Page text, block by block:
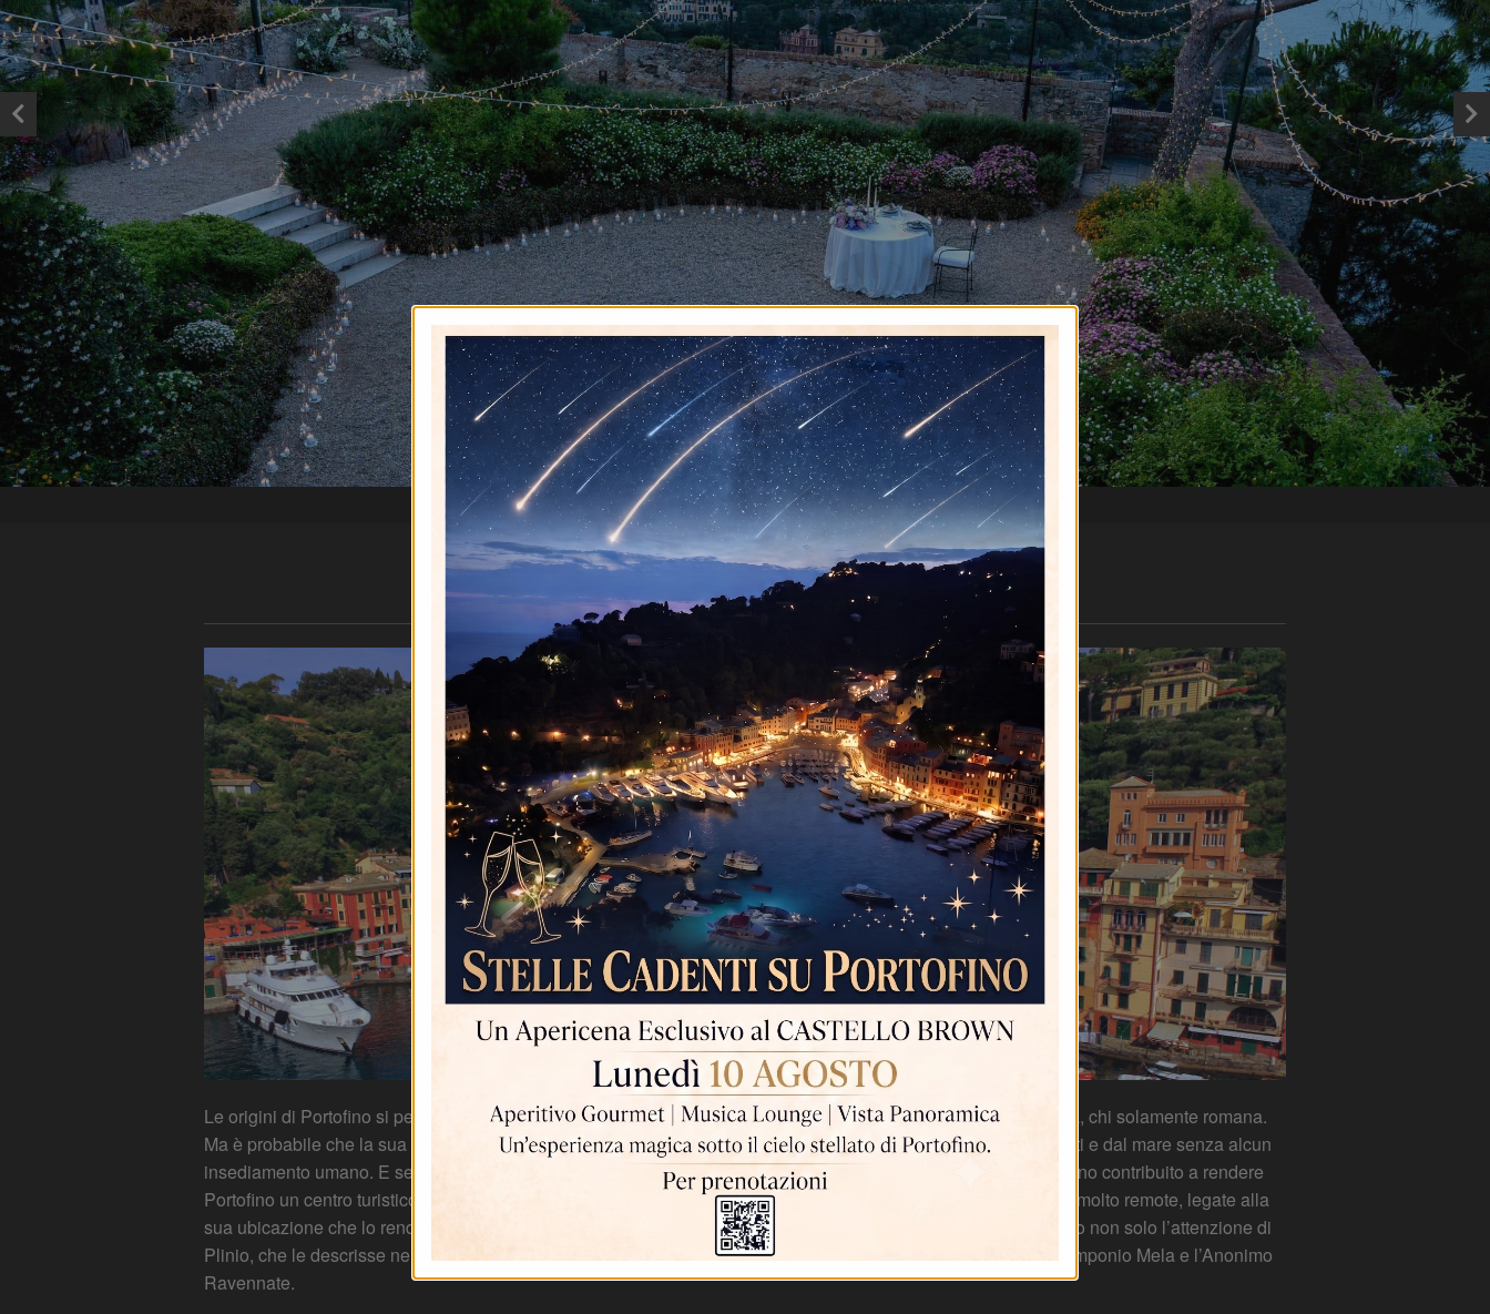
HOME PORTOFINO
PORTOFINO
Le origini di Portofino si perdono nella più remota antichità: c’è chi lo vuole di origine fenicia, chi di origine greca, chi solamente romana.
Ma è probabile che la sua nascita risalga alla protostoria, poiché non è pensabile un luogo così riparato dai venti e dal mare senza alcun
insediamento umano. E se i fattori geografici favorirono il sorgere dei primi nuclei abitati, questi stessi fattori hanno contribuito a rendere
Portofino un centro turistico conosciuto in tutto il mondo. L’antico “Portus Delphini” ricordato da Plinio, ha origini molto remote, legate alla
sua ubicazione che lo rendeva un sicuro approdo per le navi. La sua posizione e la natura incantevole attrassero non solo l’attenzione di
Plinio, che le descrisse nell’itinerario ligure, ma anche quella dei cartografi e dei geografi dell’antichità quali Pomponio Mela e l’Anonimo
Ravennate.